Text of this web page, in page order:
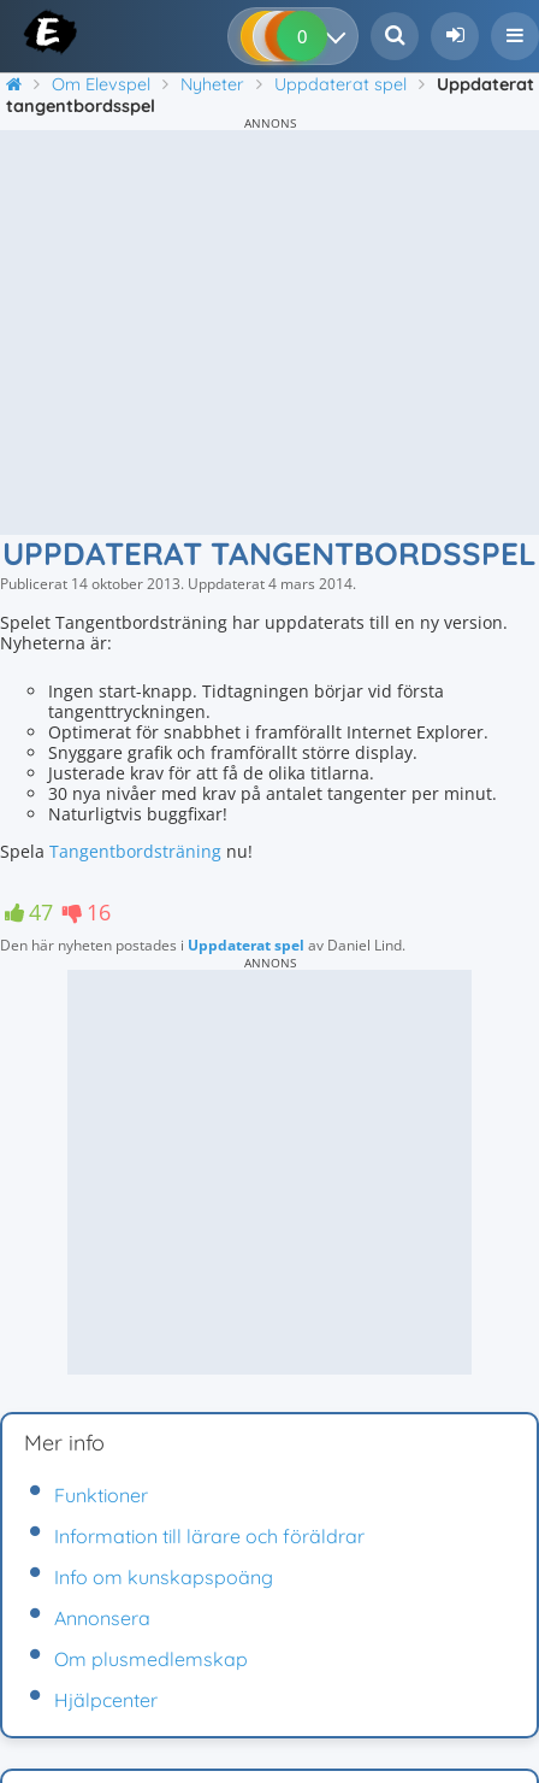
0 0 0
Om Elevspel Nyheter Uppdaterat spel
Uppdaterat
tangentbordsspel
ANNONS
UPPDATERAT TANGENTBORDSSPEL
Publicerat 14 oktober 2013. Uppdaterat4 mars 2014.
Spelet Tangentbordsträning har uppdaterats till en ny version.
Nyheterna är:
Ingen start-knapp. Tidtagningen börjar vid första
tangenttryckningen.
Optimerat för snabbhet i framförallt Internet Explorer.
Snyggare grafik och framförallt större display.
Justerade krav för att få de olika titlarna.
30 nya nivåer med krav på antalet tangenter per minut.
Naturligtvis buggfixar!
Spela Tangentbordsträning nu!
47 16
Den här nyheten postades i Uppdaterat spel av Daniel Lind.
ANNONS
Mer info
Funktioner
Information till lärare och föräldrar
Info om kunskapspoäng
Annonsera
Om plusmedlemskap
Hjälpcenter